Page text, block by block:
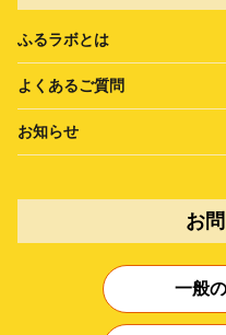
ふるラボとは
よくあるご質問
お知らせ
お
一般